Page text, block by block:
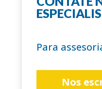
+60
Para
Nos